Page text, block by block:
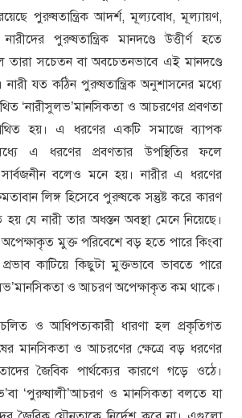
পুরুষতান্ত্রিক আদর্শ, মূল্যবোধ, মূল্যায়ণ,
পুরুষতান্ত্রিক মানদণ্ডে উত্তীর্ণ হতে
তারা সচেতন বা অবচেতনভাবে এই মানদণ্ডে
নারী যত কঠিন পুরুষতান্ত্রিক অনুশাসনের মধ্যে
‘নারীসুলভ’মানসিকতা ও আচরণের প্রবণতা
হয়। এ ধরণের একটি সমাজে ব্যাপক
এ ধরণের প্রবণতার উপস্থিতির ফলে
বলেও মনে হয়। নারীর এ ধরণের
লিঙ্গ হিসেবে পুরুষকে সন্তুষ্ট করে কারণ
যে নারী তার অধস্তন অবস্থা মেনে নিয়েছে।
মুক্ত পরিবেশে বড় হতে পারে কিংবা
প্রভাব কাটিয়ে কিছুটা মুক্তভাবে ভাবতে পারে
ও আচরণ অপেক্ষাকৃত কম থাকে।
ও আধিপত্যকারী ধারণা হল প্রকৃতিগত
মানসিকতা ও আচরণের ক্ষেত্রে বড় ধরণের
জৈবিক পার্থক্যের কারণে গড়ে ওঠে।
‘পুরুষালী’আচরণ ও মানসিকতা বলতে যা